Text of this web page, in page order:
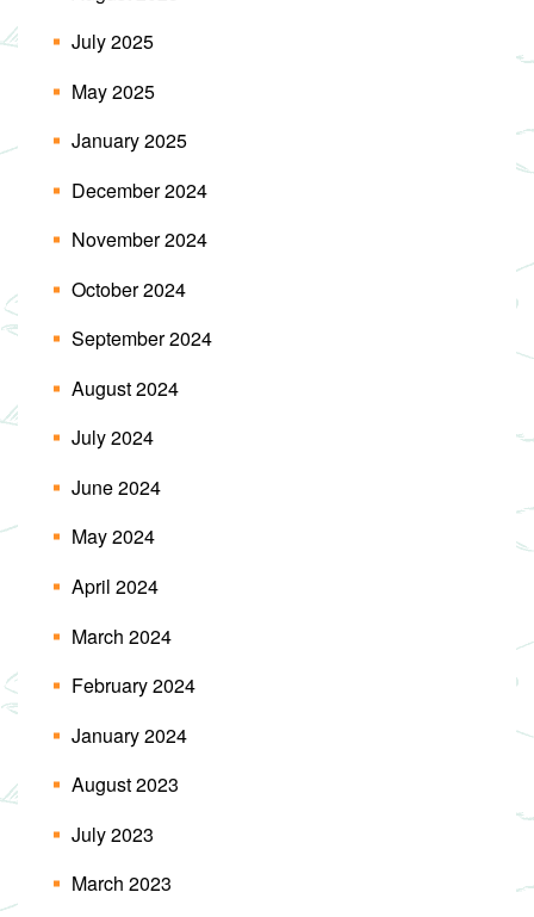
July 2025
May 2025
January 2025
December 2024
November 2024
October 2024
September 2024
August 2024
July 2024
June 2024
May 2024
April 2024
March 2024
February 2024
January 2024
August 2023
July 2023
March 2023